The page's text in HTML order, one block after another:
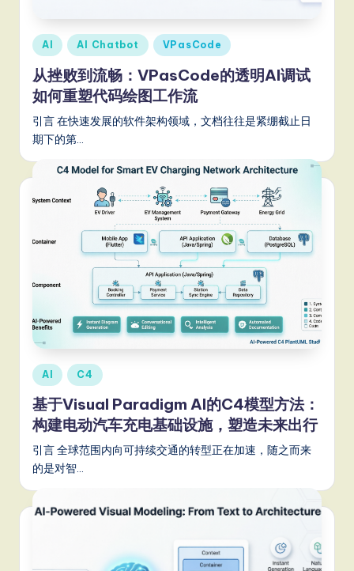
A
I,
S
o
ft
w
a
e
n
d
D
ig
it
a
l
In
Posted
in
AI AI Chatbot VPasCode
从挫败到流畅：VPasCode的透明AI调试
如何重塑代码绘图工作流
引言 在快速发展的软件架构领域，文档往往是紧绷截止日
期下的第…
Posted
in
AI C4
基于Visual Paradigm AI的C4模型方法：
构建电动汽车充电基础设施，塑造未来出行
引言 全球范围内向可持续交通的转型正在加速，随之而来
的是对智…